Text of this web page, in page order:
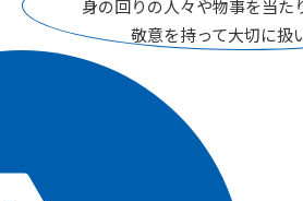
身の回りの人々や物事を当た
敬意を持って大切に扱